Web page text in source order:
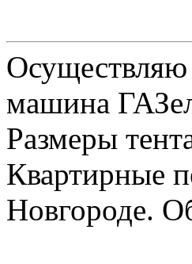
Осуществляю
машина
Размеры
Квартирные
Новгороде.